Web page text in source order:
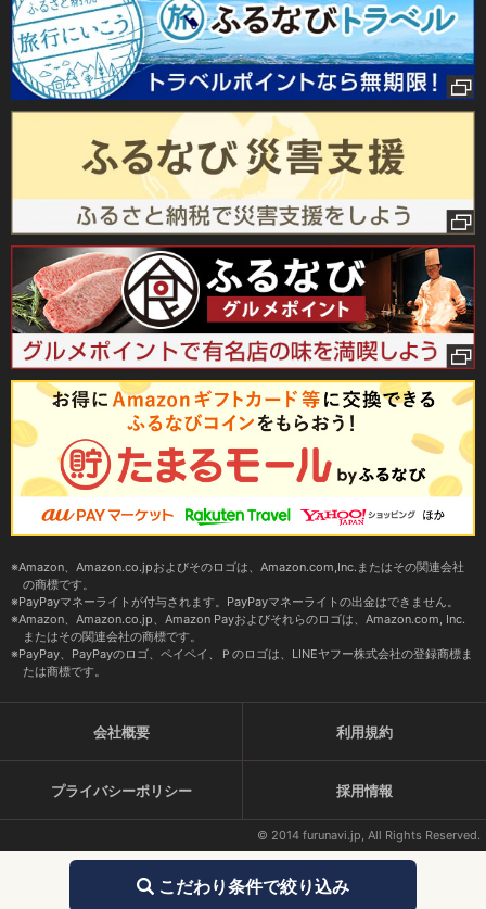
こだわり条件で絞り込み
Amazon、Amazon.co.jpおよびそのロゴは、Amazon.com,Inc.またはその関連会社
の商標です。
PayPayマネーライトが付与されます。PayPayマネーライトの出金はできません。
Amazon、Amazon.co.jp、Amazon Payおよびそれらのロゴは、Amazon.com, Inc.
またはその関連会社の商標です。
PayPay、PayPayのロゴ、ペイペイ、Ｐのロゴは、LINEヤフー株式会社の登録商標ま
たは商標です。
会社概要 利用規約
プライバシーポリシー 採用情報
© 2014 furunavi.jp, All Rights Reserved.